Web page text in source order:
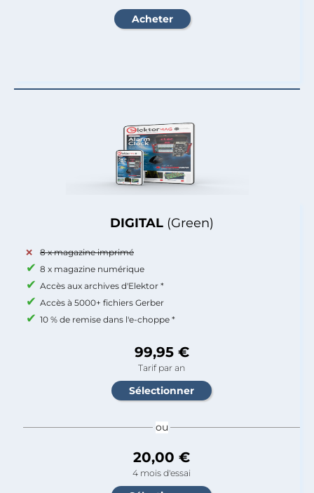
DIGITAL (Green)
8 x magazine imprimé
8 x magazine numérique
Accès aux archives d'Elektor *
Accès à 5000+ fichiers Gerber
10 % de remise dans l'e-choppe *
99,95 €
Tarif par an
ou
20,00 €
4 mois d'essai